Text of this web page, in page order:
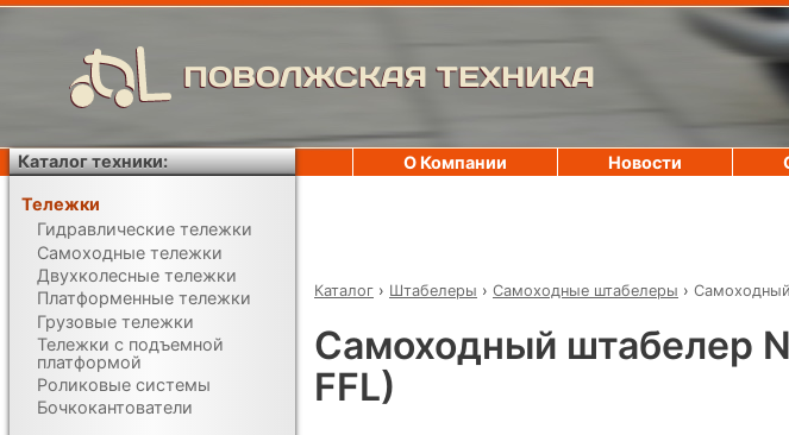
ПОВОЛЖСКАЯ ТЕХНИКА
Каталог › Штабелеры › Самоходные штабелеры ›
Самоходный штабелер
FFL)
О Компании Новости
Каталог техники:
Тележки
Гидравлические тележки
Самоходные тележки
Двухколесные тележки
Платформенные тележки
Грузовые тележки
Тележки с подъемной
платформой
Роликовые системы
Бочкокантователи